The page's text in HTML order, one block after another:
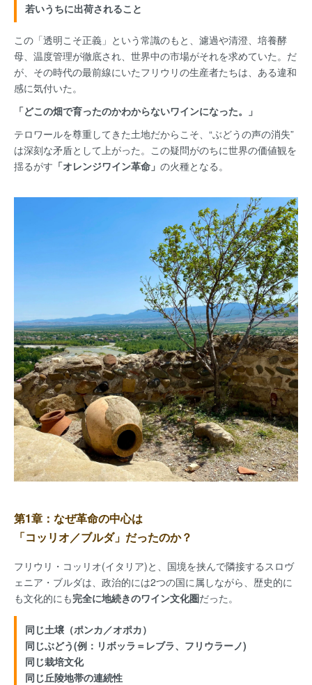
若いうちに出荷されること
この「透明こそ正義」という常識のもと、濾過や清澄、培養酵
母、温度管理が徹底され、世界中の市場がそれを求めていた。だ
が、その時代の最前線にいたフリウリの生産者たちは、ある違和
感に気付いた。
「どこの畑で育ったのかわからないワインになった。」
テロワールを尊重してきた土地だからこそ、“ぶどうの声の消失”
は深刻な矛盾として上がった。この疑問がのちに世界の価値観を
揺るがす 「オレンジワイン革命」 の火種となる。
第1章：なぜ革命の中心は
「コッリオ／ブルダ」だったのか？
フリウリ・コッリオ(イタリア)と、国境を挟んで隣接するスロヴ
ェニア・ブルダは、政治的には2つの国に属しながら、歴史的に
も文化的にも完全に地続きのワイン文化圏だった。
同じ土壌（ポンカ／オポカ）
同じぶどう(例：リボッラ＝レブラ、フリウラーノ)
同じ栽培文化
同じ丘陵地帯の連続性